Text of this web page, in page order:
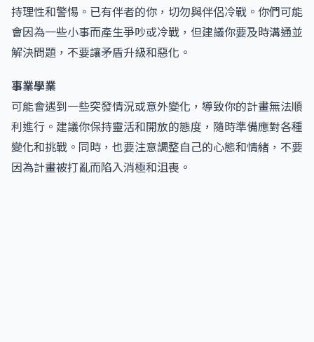
持理性和警惕。已有伴者的你，切勿與伴侶冷戰。你們可能
會因為一些小事而產生爭吵或冷戰，但建議你要及時溝通並
解決問題，不要讓矛盾升級和惡化。
事業學業
可能會遇到一些突發情況或意外變化，導致你的計畫無法順
利進行。建議你保持靈活和開放的態度，隨時準備應對各種
變化和挑戰。同時，也要注意調整自己的心態和情緒，不要
因為計畫被打亂而陷入消極和沮喪。